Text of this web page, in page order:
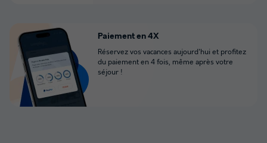
Paiement en 4X
Réservez vos vacances aujourd'hui et profitez
du paiement en 4 fois, même après votre
séjour !